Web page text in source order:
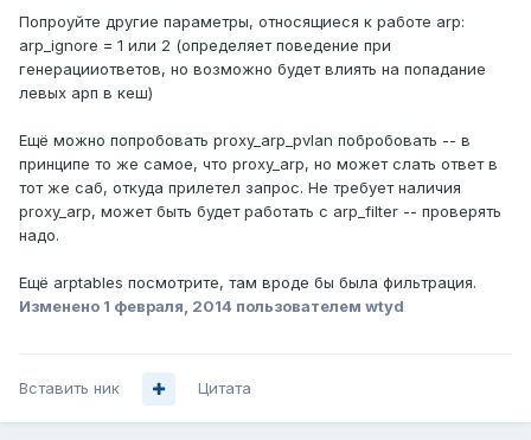
Попроуйте другие параметры, относящиеся к работе arp:
arp_ignore = 1 или 2 (определяет поведение при
генерацииответов, но возможно будет влиять на попадание
левых арп в кеш)
Ещё можно попробовать proxy_arp_pvlan побробовать -- в
принципе то же самое, что proxy_arp, но может слать ответ в
тот же саб, откуда прилетел запрос. Не требует наличия
proxy_arp, может быть будет работать с arp_filter -- проверять
надо.
Ещё arptables посмотрите, там вроде бы была фильтрация.
Изменено 1 февраля, 2014 пользователем wtyd
Вставить ник Цитата